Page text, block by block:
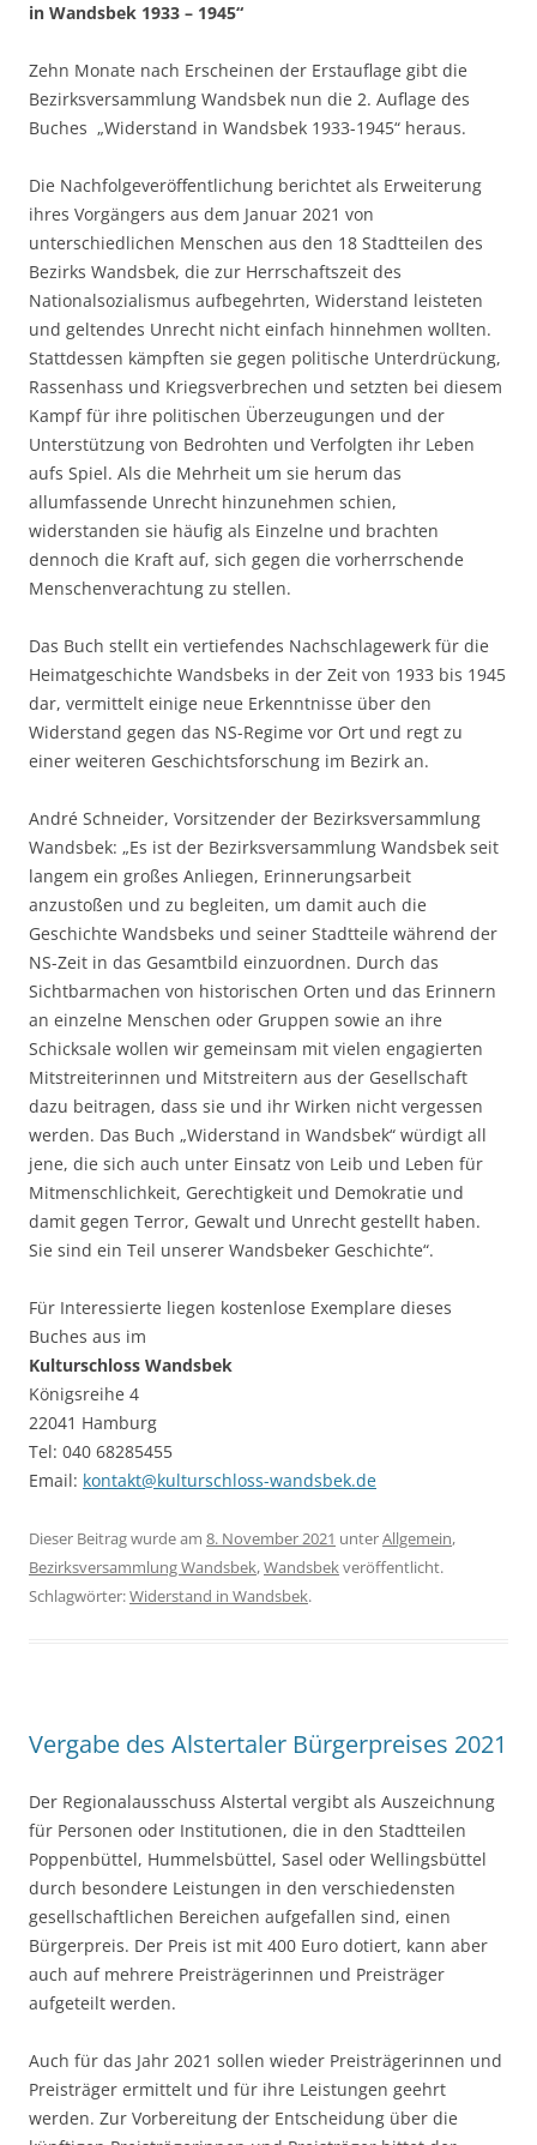
in Wandsbek 1933 – 1945“
Zehn Monate nach Erscheinen der Erstauflage gibt die
Bezirksversammlung Wandsbek nun die 2. Auflage des
Buches „Widerstand in Wandsbek 1933-1945“ heraus.
Die Nachfolgeveröffentlichung berichtet als Erweiterung
ihres Vorgängers aus dem Januar 2021 von
unterschiedlichen Menschen aus den 18 Stadtteilen des
Bezirks Wandsbek, die zur Herrschaftszeit des
Nationalsozialismus aufbegehrten, Widerstand leisteten
und geltendes Unrecht nicht einfach hinnehmen wollten.
Stattdessen kämpften sie gegen politische Unterdrückung,
Rassenhass und Kriegsverbrechen und setzten bei diesem
Kampf für ihre politischen Überzeugungen und der
Unterstützung von Bedrohten und Verfolgten ihr Leben
aufs Spiel. Als die Mehrheit um sie herum das
allumfassende Unrecht hinzunehmen schien,
widerstanden sie häufig als Einzelne und brachten
dennoch die Kraft auf, sich gegen die vorherrschende
Menschenverachtung zu stellen.
Das Buch stellt ein vertiefendes Nachschlagewerk für die
Heimatgeschichte Wandsbeks in der Zeit von 1933 bis 1945
dar, vermittelt einige neue Erkenntnisse über den
Widerstand gegen das NS-Regime vor Ort und regt zu
einer weiteren Geschichtsforschung im Bezirk an.
André Schneider, Vorsitzender der Bezirksversammlung
Wandsbek: „Es ist der Bezirksversammlung Wandsbek seit
langem ein großes Anliegen, Erinnerungsarbeit
anzustoßen und zu begleiten, um damit auch die
Geschichte Wandsbeks und seiner Stadtteile während der
NS-Zeit in das Gesamtbild einzuordnen. Durch das
Sichtbarmachen von historischen Orten und das Erinnern
an einzelne Menschen oder Gruppen sowie an ihre
Schicksale wollen wir gemeinsam mit vielen engagierten
Mitstreiterinnen und Mitstreitern aus der Gesellschaft
dazu beitragen, dass sie und ihr Wirken nicht vergessen
werden. Das Buch „Widerstand in Wandsbek“ würdigt all
jene, die sich auch unter Einsatz von Leib und Leben für
Mitmenschlichkeit, Gerechtigkeit und Demokratie und
damit gegen Terror, Gewalt und Unrecht gestellt haben.
Sie sind ein Teil unserer Wandsbeker Geschichte“.
Für Interessierte liegen kostenlose Exemplare dieses
Buches aus im
Kulturschloss Wandsbek
Königsreihe 4
22041 Hamburg
Tel: 040 68285455
Email: kontakt@kulturschloss-wandsbek.de
Dieser Beitrag wurde am 8. November 2021 unterAllgemein,
Bezirksversammlung Wandsbek,Wandsbekveröffentlicht.
Schlagwörter:Widerstand in Wandsbek.
Vergabe des Alstertaler Bürgerpreises 2021
Der Regionalausschuss Alstertal vergibt als Auszeichnung
für Personen oder Institutionen, die in den Stadtteilen
Poppenbüttel, Hummelsbüttel, Sasel oder Wellingsbüttel
durch besondere Leistungen in den verschiedensten
gesellschaftlichen Bereichen aufgefallen sind, einen
Bürgerpreis. Der Preis ist mit 400 Euro dotiert, kann aber
auch auf mehrere Preisträgerinnen und Preisträger
aufgeteilt werden.
Auch für das Jahr 2021 sollen wieder Preisträgerinnen und
Preisträger ermittelt und für ihre Leistungen geehrt
werden. Zur Vorbereitung der Entscheidung über die